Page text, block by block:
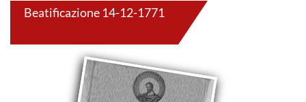
Beatificazione 14-12-1771